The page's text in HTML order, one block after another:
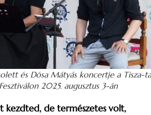
és Dósa Mátyás koncertje a Tisza-
Fesztiválon 2025. augusztus 3-án
kezdted, de természetes volt,